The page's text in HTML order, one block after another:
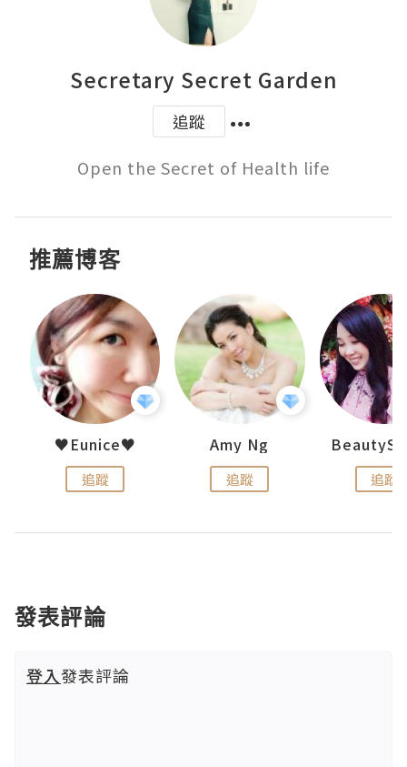
Secretary Secret Garden
追蹤
Open the Secret of Health life
推薦博客
♥Eunice♥
追蹤
Amy Ng
追蹤 追蹤
發表評論
登入發表評論